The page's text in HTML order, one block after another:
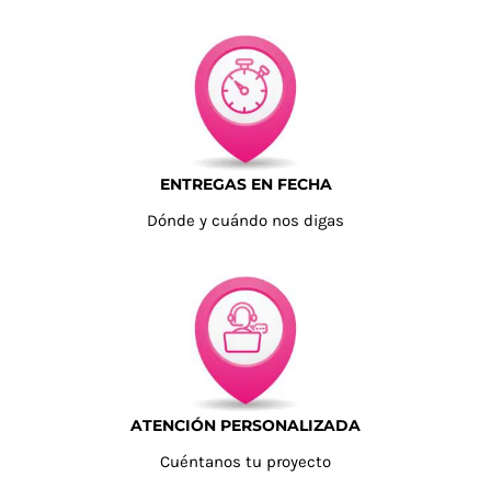
ENTREGAS EN FECHA
Dónde y cuándo nos digas
ATENCIÓN PERSONALIZADA
Cuéntanos tu proyecto